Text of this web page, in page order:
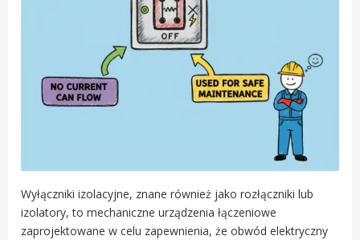
Wyłączniki izolacyjne, znane również jako rozłączniki lub
izolatory, to mechaniczne urządzenia łączeniowe
zaprojektowane w celu zapewnienia, że obwód elektryczny